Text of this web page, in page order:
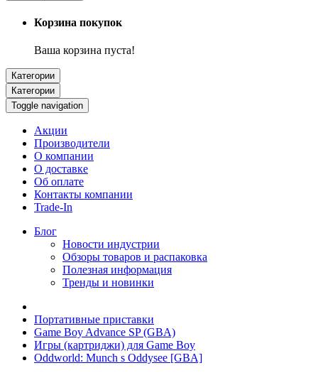
Корзина покупок
Ваша корзина пуста!
Категории
Категории
Toggle navigation
Акции
Производители
О компании
О доставке
Об оплате
Контакты компании
Trade-In
Блог
Новости индустрии
Обзоры товаров и распаковка
Полезная информация
Тренды и новинки
Портативные приставки
Game Boy Advance SP (GBA)
Игры (картриджи) для Game Boy
Oddworld: Munch s Oddysee [GBA]